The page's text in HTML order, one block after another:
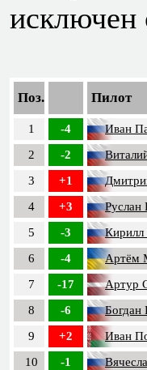
исключен
Поз. Пилот
1 -4 Иван
2
-2
3
+1
4
+3 Руслан
5
-3 Кирилл
6
-4 Артём
7
-17 Артур
8
-6 Богдан
9
+2 Иван
10
-1